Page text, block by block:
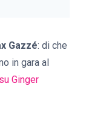
Gazzé: di che
in gara al
Ginger